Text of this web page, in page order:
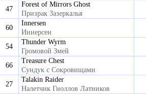
47
Forest of Mirrors Ghost
Призрак Зазеркалья
60
Innersen
Иннерсен
54
Thunder Wyrm
Громовой Змей
66
Treasure Chest
Сундук с Сокровищами
27
Talakin Raider
Налетчик Гноллов Латников